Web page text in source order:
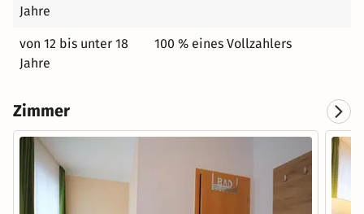
Jahre
von 12 bis unter 18
Jahre
100 % eines Vollzahlers
Zimmer